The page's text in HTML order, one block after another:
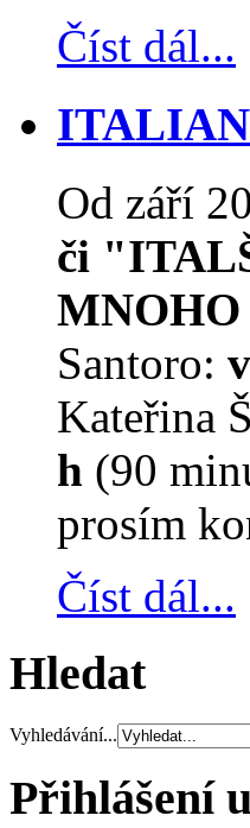
Číst dál...
Od září
či
Santoro:
Kateřina
h (90
prosím
Číst dál...
Hledat
Vyhledávání...
Přihlášení